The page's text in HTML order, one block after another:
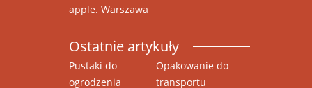
apple. Warszawa
Ostatnie artykuły
Pustaki do
ogrodzenia
Opakowanie do
transportu